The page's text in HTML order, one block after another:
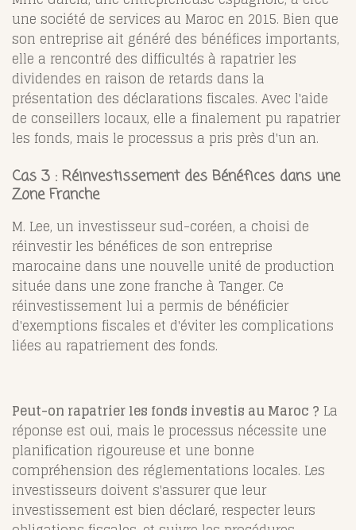
une société de services au Maroc en 2015. Bien que
son entreprise ait généré des bénéfices importants,
elle a rencontré des difficultés à rapatrier les
dividendes en raison de retards dans la
présentation des déclarations fiscales. Avec l'aide
de conseillers locaux, elle a finalement pu rapatrier
les fonds, mais le processus a pris près d'un an.
Cas 3 : Réinvestissement des Bénéfices dans une
Zone Franche
M. Lee, un investisseur sud-coréen, a choisi de
réinvestir les bénéfices de son entreprise
marocaine dans une nouvelle unité de production
située dans une zone franche à Tanger. Ce
réinvestissement lui a permis de bénéficier
d'exemptions fiscales et d'éviter les complications
liées au rapatriement des fonds.
Peut-on rapatrier les fonds investis au Maroc ? La
réponse est oui, mais le processus nécessite une
planification rigoureuse et une bonne
compréhension des réglementations locales. Les
investisseurs doivent s'assurer que leur
investissement est bien déclaré, respecter leurs